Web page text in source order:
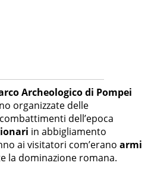
Archeologico di Pompei
organizzate delle
dell’epoca
in abbigliamento
ai visitatori com’erano armi
la dominazione romana.